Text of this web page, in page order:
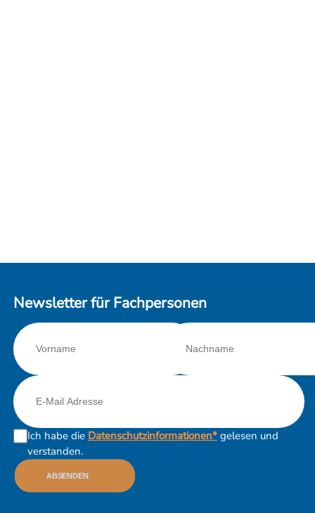
Newsletter für Fachpersonen
Ich habe die Datenschutzinformationen*gelesen und
verstanden.
ABSENDEN